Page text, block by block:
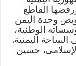
القاطع
وحدة اليمن
الوطنية،
اليمنية.
حسين